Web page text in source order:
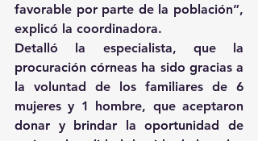
favorable por parte de la población”,
explicó la coordinadora.
Detalló la especialista, que la
procuración córneas ha sido gracias a
la voluntad de los familiares de 6
mujeres y 1 hombre, que aceptaron
donar y brindar la oportunidad de